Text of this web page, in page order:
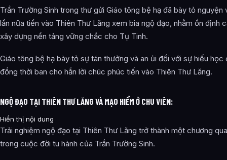
Trần Trường Sinh trong thư gửi Giáo tông bệ hạ đã bày tỏ nguyện
lần nữa tiến vào Thiên Thư Lăng xem bia ngộ đạo, nhằm ổn định
xây dựng nền tảng vững chắc cho Tụ Tinh.
Giáo tông bệ hạ bày tỏ sự tán thưởng và an ủi đối với sự hiếu học
đồng thời ban cho hắn lời chúc phúc tiến vào Thiên Thư Lăng.
NGỘ ĐẠO TẠI THIÊN THƯ LĂNG VÀ MẠO HIỂM Ở CHU VIÊN:
Hiển thị nội dung
Trải nghiệm ngộ đạo tại Thiên Thư Lăng trở thành một chương
trong cuộc đời tu hành của Trần Trường Sinh.